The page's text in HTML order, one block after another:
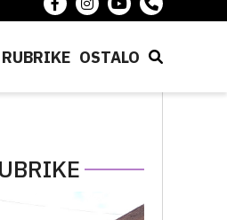
RUBRIKE OSTALO